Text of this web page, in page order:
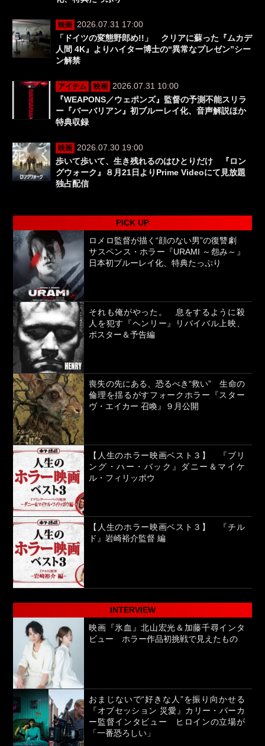
映画
2026.07.31 17:00
「ドイツの変態野郎め!!」 クリアに蘇った『ムカデ
人間 4K』よりハイター博士の“異常なプレゼン”シー
ン解禁
アイテム 映画
2026.07.31 10:00
『WEAPONS／ウェポンズ』監督の予測不能スリラ
ー『バーバリアン』初ブルーレイ化、音声解説ほか
特典収録
映画
2026.07.30 19:00
歩いて歩いて、生き残れるのはひとりだけ 『ロン
グウォーク』８月21日よりPrime Videoにて見放題
独占配信
PICK UP
ロメロ監督が描く“顔のない男”の復讐劇
サスペンス・ホラー『URAMI ～怨み～』
日本初ブルーレイ化、特典たっぷり
それも俺がやった。 息をするように殺
人を犯す『ヘンリー』リバイバル上映、
ポスター＆予告編
喪失の先にある、恐るべき“救い” 生命の
倫理を揺るがすフォークホラー『スター
ヴ・エイカー 召喚』９月公開
【人生のホラー映画ベスト３】 『ブリ
ング・ハー・バック』ダニー＆マイケ
ル・フィリッポウ
【人生のホラー映画ベスト３】 『チル
ド』岩崎裕介監督 編
INTERVIEW
映画『氷血』北山宏光＆加藤千尋インタ
ビュー ホラー作品初挑戦で見えたもの
おまじないで“好きな人”を振り向かせる
『オブセッション 災愛』カリー・バーカ
ー監督インタビュー ヒロインの立場が
「一番恐ろしい」